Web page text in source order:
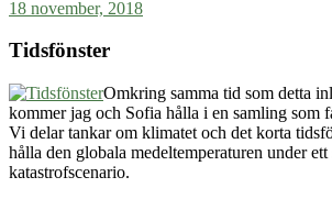
18 november, 2018
Tidsfönster
Omkring samma tid som detta
kommer jag och Sofia hålla i en samling som
Vi delar tankar om klimatet och det korta
hålla den globala medeltemperaturen under ett
katastrofscenario.